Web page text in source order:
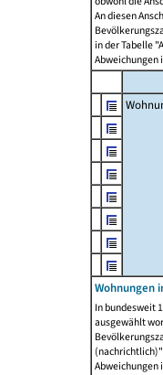
An diesen
in der Tabelle
Abweichungen
Wohnungen
In bundesweit
ausgewählt
Abweichungen